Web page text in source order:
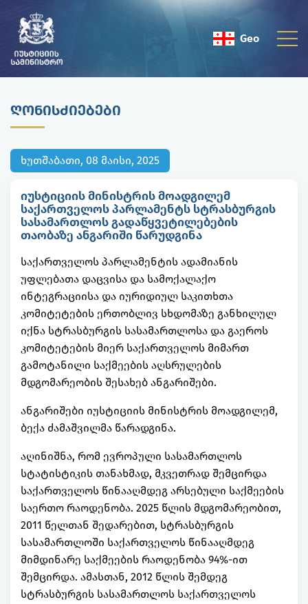
Geo
ᲦᲝᲜᲘᲡᲫᲘᲔᲑᲔᲑᲘ
ხუთშაბათი, 08 მაისი, 2025
იუსტიციის მინისტრის მოადგილემ
საქართველოს პარლამენტს სტრასბურგის
სასამართლოს გადაწყვეტილებების
თაობაზე ანგარიში წარუდგინა
საქართველოს პარლამენტის ადამიანის
უფლებათა დაცვისა და სამოქალაქო
ინტეგრაციისა და იურიდიულ საკითხთა
კომიტეტების ერთობლივ სხდომაზე განხილულ
იქნა სტრასბურგის სასამართლოსა და გაეროს
კომიტეტების მიერ საქართველოს მიმართ
გამოტანილი საქმეების აღსრულების
მდგომარეობის შესახებ ანგარიშები.
ანგარიშები იუსტიციის მინისტრის მოადგილემ,
ბექა ძამაშვილმა წარადგინა.
აღინიშნა, რომ ევროპული სასამართლოს
სტატისტიკის თანახმად, მკვეთრად შემცირდა
საქართველოს წინააღმდეგ არსებული საქმეების
საერთო რაოდენობა. 2025 წლის მდგომარეობით,
2011 წელთან შედარებით, სტრასბურგის
სასამართლოში საქართველოს წინააღმდეგ
მიმდინარე საქმეების რაოდენობა 94%-ით
შემცირდა. ამასთან, 2012 წლის შემდეგ
სტრასბურგის სასამართლოს საქართველოს